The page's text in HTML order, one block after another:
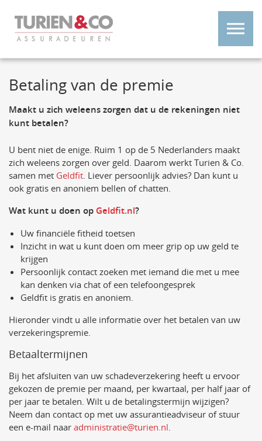
Betaling van de premie
Maakt u zich weleens zorgen dat u de rekeningen niet
kunt betalen?
U bent niet de enige. Ruim 1 op de 5 Nederlanders maakt
zich weleens zorgen over geld. Daarom werkt Turien & Co.
samen met Geldfit. Liever persoonlijk advies? Dan kunt u
ook gratis en anoniem bellen of chatten.
Wat kunt u doen op Geldfit.nl?
Uw financiële fitheid toetsen
Inzicht in wat u kunt doen om meer grip op uw geld te
krijgen
Persoonlijk contact zoeken met iemand die met u mee
kan denken via chat of een telefoongesprek
Geldfit is gratis en anoniem.
Hieronder vindt u alle informatie over het betalen van uw
verzekeringspremie.
Betaaltermijnen
Bij het afsluiten van uw schadeverzekering heeft u ervoor
gekozen de premie per maand, per kwartaal, per half jaar of
per jaar te betalen. Wilt u de betalingstermijn wijzigen?
Neem dan contact op met uw assurantieadviseur of stuur
een e-mail naar administratie@turien.nl.